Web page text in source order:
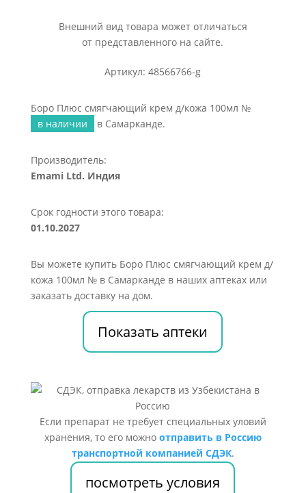
Внешний вид товара может отличаться
от представленного на сайте.
Артикул: 48566766-g
Боро Плюс смягчающий крем д/кожа 100мл №
в наличии
в Самарканде.
Производитель:
Emami Ltd. Индия
Срок годности этого товара:
01.10.2027
Вы можете купить Боро Плюс смягчающий крем д/
кожа 100мл № в Самарканде в наших аптеках или
заказать доставку на дом.
Показать аптеки
Если препарат не требует специальных уловий
хранения, то его можно отправить в Россию
транспортной компанией СДЭК.
посмотреть условия